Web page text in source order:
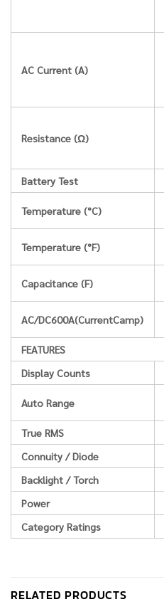
AC Current (A)
Resistance (Ω)
Battery Test
Temperature (°C)
Temperature (°F)
Capacitance (F)
AC/DC600A(CurrentCamp)
FEATURES
Display Counts
Auto Range
True RMS
Connuity / Diode
Backlight / Torch
Power
Category Ratings
RELATED PRODUCTS